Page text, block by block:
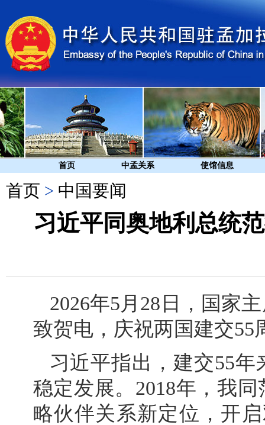
首页 中孟关系 使馆信息
首页 > 中国要闻
习近平同奥地利总统
2026年5月28日，国家
致贺电，庆祝两国建交55
习近平指出，建交55
稳定发展。2018年，我
略伙伴关系新定位，开